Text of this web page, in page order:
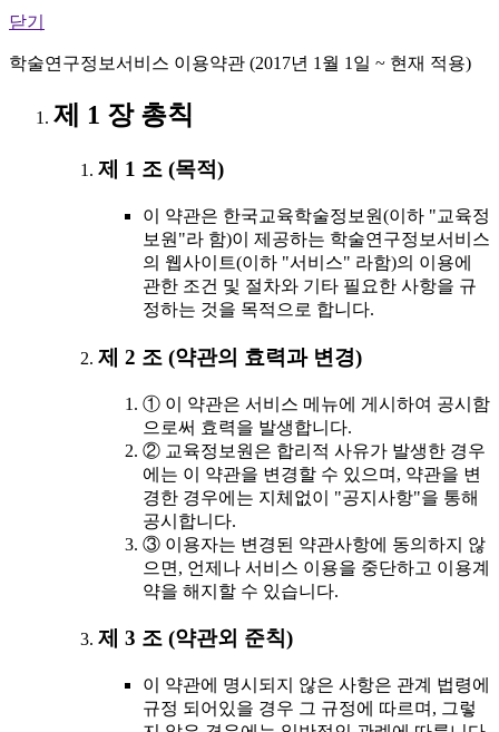
닫기
학술연구정보서비스 이용약관 (2017년 1월 1일 ~ 현재 적용)
제 1 장 총칙
제 1 조 (목적)
이 약관은 한국교육학술정보원(이하 "교육정
보원"라 함)이 제공하는 학술연구정보서비스
의 웹사이트(이하 "서비스" 라함)의 이용에
관한 조건 및 절차와 기타 필요한 사항을 규
정하는 것을 목적으로 합니다.
제 2 조 (약관의 효력과 변경)
① 이 약관은 서비스 메뉴에 게시하여 공시함
으로써 효력을 발생합니다.
② 교육정보원은 합리적 사유가 발생한 경우
에는 이 약관을 변경할 수 있으며, 약관을 변
경한 경우에는 지체없이 "공지사항"을 통해
공시합니다.
③ 이용자는 변경된 약관사항에 동의하지 않
으면, 언제나 서비스 이용을 중단하고 이용계
약을 해지할 수 있습니다.
제 3 조 (약관외 준칙)
이 약관에 명시되지 않은 사항은 관계 법령에
규정 되어있을 경우 그 규정에 따르며, 그렇